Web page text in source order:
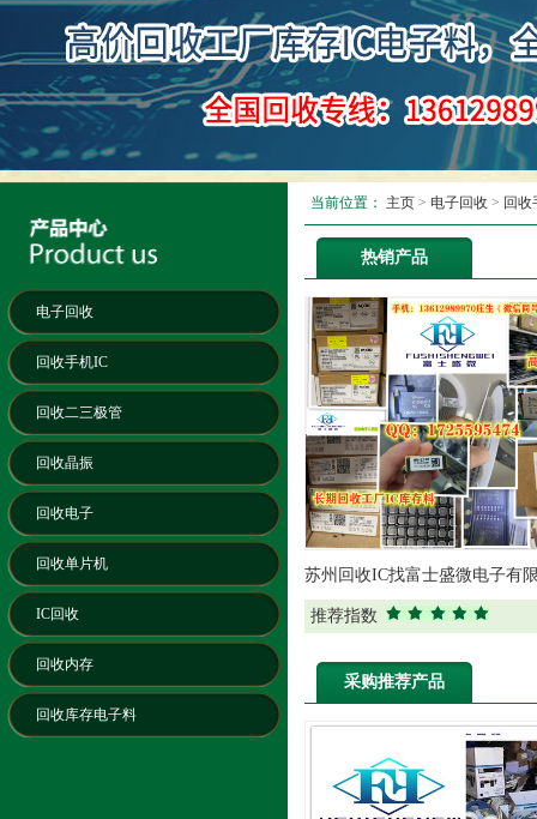
电子回收
回收手机IC
回收二三极管
回收晶振
回收电子
回收单片机
IC回收
回收内存
回收库存电子料
当前位置： 主页 > 电子回收 > 回收
热销产品
苏州回收IC找富士盛微电子有
推荐指数
采购推荐产品